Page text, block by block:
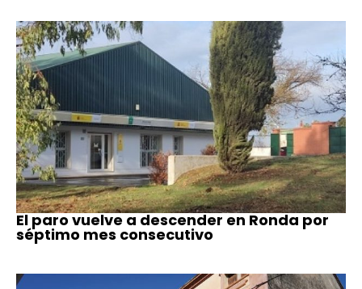
El paro vuelve a descender en Ronda por
séptimo mes consecutivo